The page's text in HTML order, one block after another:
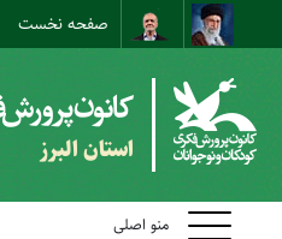
صفحه نخست
ارتباط با ما
نقشه سایت
استان البرز
منو اصلی